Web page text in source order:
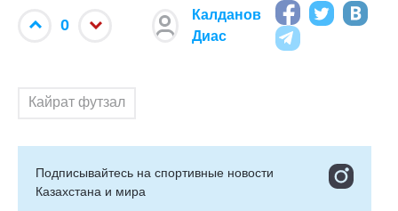
0
Калданов
Диас
Кайрат футзал
Подписывайтесь на cпортивные новости
Казахстана и мира